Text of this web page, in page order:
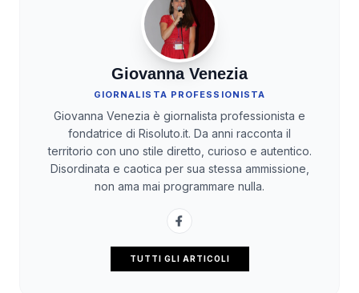
Giovanna Venezia
GIORNALISTA PROFESSIONISTA
Giovanna Venezia è giornalista professionista e
fondatrice di Risoluto.it. Da anni racconta il
territorio con uno stile diretto, curioso e autentico.
Disordinata e caotica per sua stessa ammissione,
non ama mai programmare nulla.
TUTTI GLI ARTICOLI